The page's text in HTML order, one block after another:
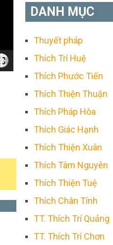
DANH MỤC
Thuyết pháp
Thích Trí Huệ
Thích Phước Tiến
Thích Thiện Thuận
Thích Pháp Hòa
Thích Giác Hạnh
Thích Thiện Xuân
Thích Tâm Nguyên
Thích Thiện Tuệ
Thích Chân Tính
TT. Thích Trí Quảng
TT. Thích Trí Chơn